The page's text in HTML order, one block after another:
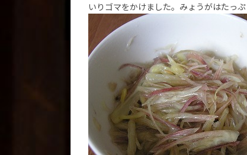
いりゴマをかけました。みょうがはたっ